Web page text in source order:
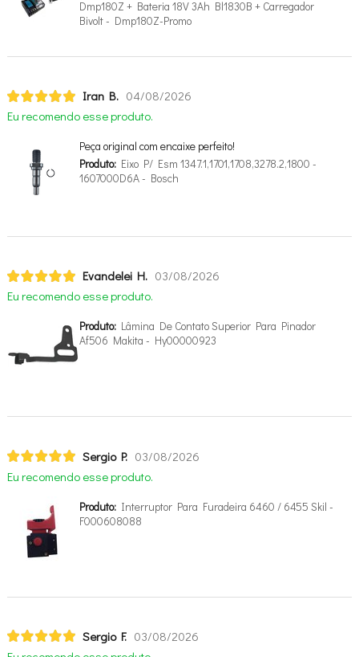
Dmp180Z + Bateria 18V 3Ah Bl1830B + Carregador
Bivolt - Dmp180Z-Promo
Iran B. 04/08/2026
Eu recomendo esse produto.
Peça original com encaixe perfeito!
Produto:Eixo P/ Esm 1347.1,1701,1708,3278.2,1800 -
1607000D6A - Bosch
Evandelei H. 03/08/2026
Eu recomendo esse produto.
Produto:Lâmina De Contato Superior Para Pinador
Af506 Makita - Hy00000923
Sergio P. 03/08/2026
Eu recomendo esse produto.
Produto:Interruptor Para Furadeira 6460 / 6455 Skil -
F000608088
Sergio F. 03/08/2026